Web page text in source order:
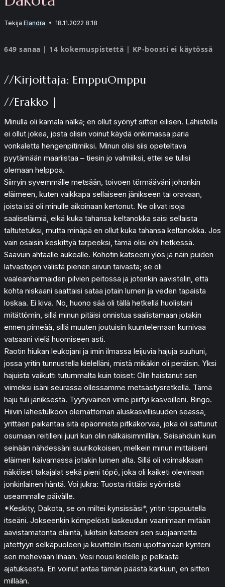
Tekijä Elandra 18.11.2022 8:18
649 sanaa | 14 kokemuspistettä | KP-boosti ei käytössä
//Kirjoittaja: EmppuOmppu
//Erakko |
Minulla oli kamala nälkä; en ollut syönyt sitten eilisen. Lähistöllä
ei ollut jokea, josta olisin voinut käydä onkimassa paria
vonkaletta hengenpitimiksi. Minun olisi siis opeteltava
pyytämään maariistaa – tiesin jo valmiiksi, ettei se tulisi
olemaan helppoa.
Siirryin syvemmälle metsään, toivoen törmääväni johonkin
eläimeen, kuten vaikkapa sellaiseen jänikseen tai oravaan,
joista isä oli minulle aikoinaan kertonut. Ne olivat isoja
saaliseläimiä, eikä kuka tahansa keltanokka saisi sellaista
taltutetuksi, mutta minäpä en ollut kuka tahansa keltanokka. Jos
vain osaisin keskittyä tarpeeksi, tämä olisi ohi hetkessä.
Saavuin ahtaalle aukealle. Kohotin katseeni ylös ja näin puiden
latvastojen välistä pienen siivun taivasta; se oli
vaaleanharmaiden pilvien peitossa ja jotenkin aavistelin, että
kohta niskaani saattaisi sataa jotain lumen ja veden tapaista
loskaa. Ei kiva. No, huono sää oli tällä hetkellä huolistani
mitättömin, sillä minun pitäisi onnistua saalistamaan jotakin
ennen pimeää, sillä muuten joutuisin kuuntelemaan kurnivaa
vatsaani vielä huomiseen asti.
Raotin hiukan leukojani ja imin ilmassa leijuvia hajuja suuhuni,
jossa yritin tunnustella kielelläni, mistä mikäkin oli peräisin. Yksi
hajuista vaikutti tutummalta kuin toiset: Olin haistanut sen
viimeksi isäni seurassa ollessamme metsästysretkellä. Tämä
haju tuli jäniksestä. Tyytyväinen virne piirtyi kasvoilleni. Bingo.
Hiivin lähestulkoon olemattoman aluskasvillisuuden seassa,
yrittäen paikantaa sitä epäonnista pitkäkorvaa, joka oli sattunut
osumaan reitilleni juuri kun olin nälkäisimmilläni. Seisahduin kuin
seinään nähdessäni suurikokoisen, melkein minun mittaiseni
eläimen kaivamassa jotakin lumen alta. Sillä oli voimakkaan
näköiset takajalat sekä pieni töpö, joka oli kaiketi olevinaan
jonkinlainen häntä. Voi jukra: Tuosta riittäisi syömistä
useammalle päivälle.
*Keskity, Dakota, se on miltei kynsissäsi*, yritin toppuutella
itseäni. Jokseenkin kömpelösti laskeuduin vaanimaan mitään
aavistamatonta eläintä, lukitsin katseeni sen suojaamatta
jätettyyn selkäpuoleen ja kuvittelin itseni upottamaan kynteni
sen mehevään lihaan. Vesi nousi kielelle jo pelkästä
ajatuksesta. En voinut antaa tämän päästä karkuun, en sitten
millään.